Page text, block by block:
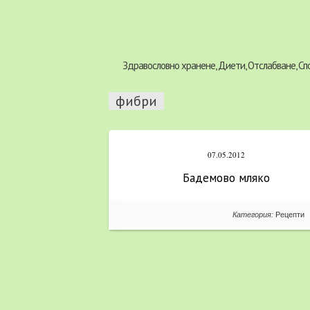
Здравословно хранене, Диети, Отслабване,
фибри
07.05.2012
Бадемово мляко
Категория: Рецепти